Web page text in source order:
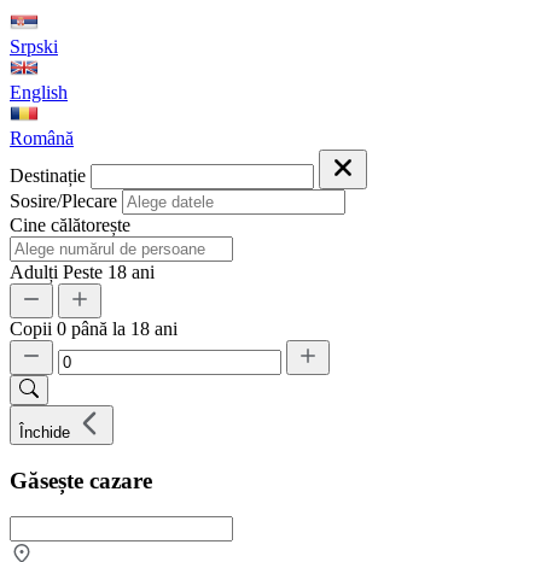
Srpski
English
Română
Destinație
Sosire/Plecare
Cine călătorește
Adulți Peste 18 ani
Copii 0 până la 18 ani
Închide
Găsește cazare